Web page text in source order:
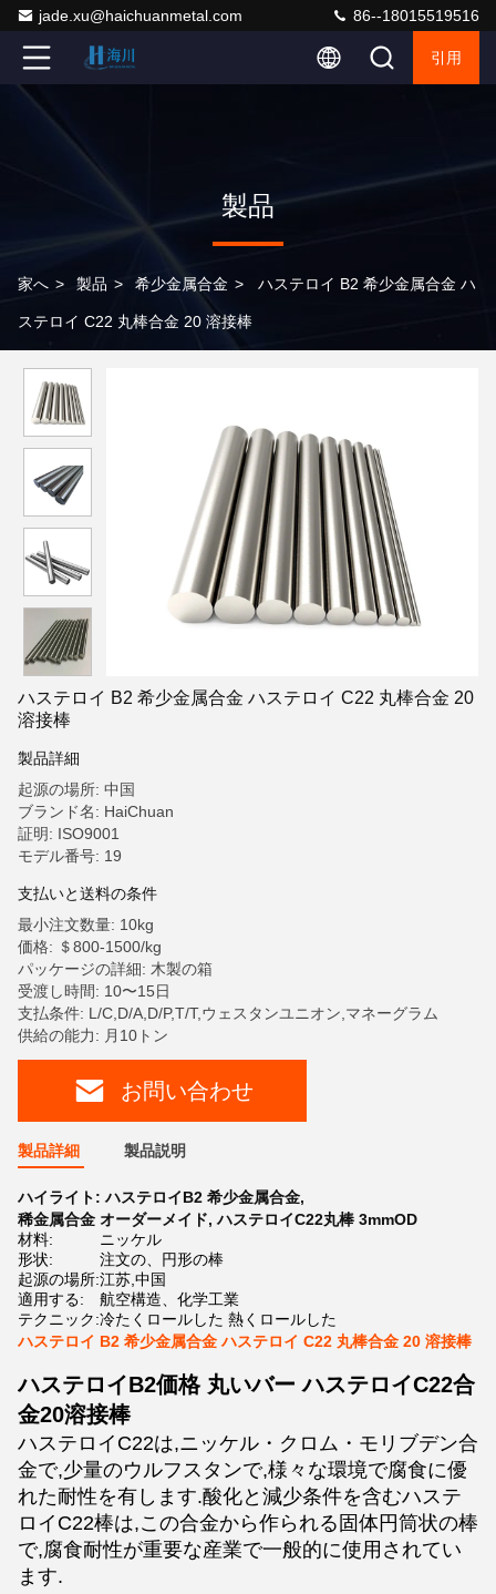
jade.xu@haichuanmetal.com 86--18015519516
引用
製品
家へ > 製品 > 希少金属合金 > ハステロイ B2 希少金属合金 ハ
ステロイ C22 丸棒合金 20 溶接棒
ハステロイ B2 希少金属合金 ハステロイ C22 丸棒合金 20
溶接棒
製品詳細
起源の場所: 中国
ブランド名: HaiChuan
証明: ISO9001
モデル番号: 19
支払いと送料の条件
最小注文数量: 10kg
価格: ＄800-1500/kg
パッケージの詳細: 木製の箱
受渡し時間: 10〜15日
支払条件: L/C,D/A,D/P,T/T,ウェスタンユニオン,マネーグラム
供給の能力: 月10トン
お問い合わせ
製品詳細 製品説明
ハイライト:ハステロイB2 希少金属合金,
稀金属合金 オーダーメイド,ハステロイC22丸棒 3mmOD
材料:
ニッケル
形状:
注文の、円形の棒
起源の場所:江苏,中国
適用する:
航空構造、化学工業
テクニック:冷たくロールした 熱くロールした
ハステロイ B2 希少金属合金 ハステロイ C22 丸棒合金 20 溶接棒
ハステロイB2価格 丸いバー ハステロイC22合
金20溶接棒
ハステロイC22は,ニッケル・クロム・モリブデン合
金で,少量のウルフスタンで,様々な環境で腐食に優
れた耐性を有します.酸化と減少条件を含むハステ
ロイC22棒は,この合金から作られる固体円筒状の棒
で,腐食耐性が重要な産業で一般的に使用されてい
ます.